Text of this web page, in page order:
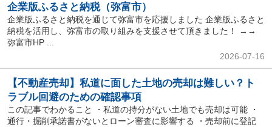
企業版ふるさと納税（弥富市）
企業版ふるさと納税を通じて弥富市を応援しました 企業版ふるさと
納税を活用し、弥富市の取り組みを支援させて頂きました！ →→
弥富市HP ...
2026-07-16
【不動産売却】私道に面した土地の売却は難しい？ト
ラブル回避のための確認事項
この記事でわかること ・私道の持分がない土地でも売却は可能 ・
通行・掘削承諾書がないとローン審査に影響する ・売却前に登記